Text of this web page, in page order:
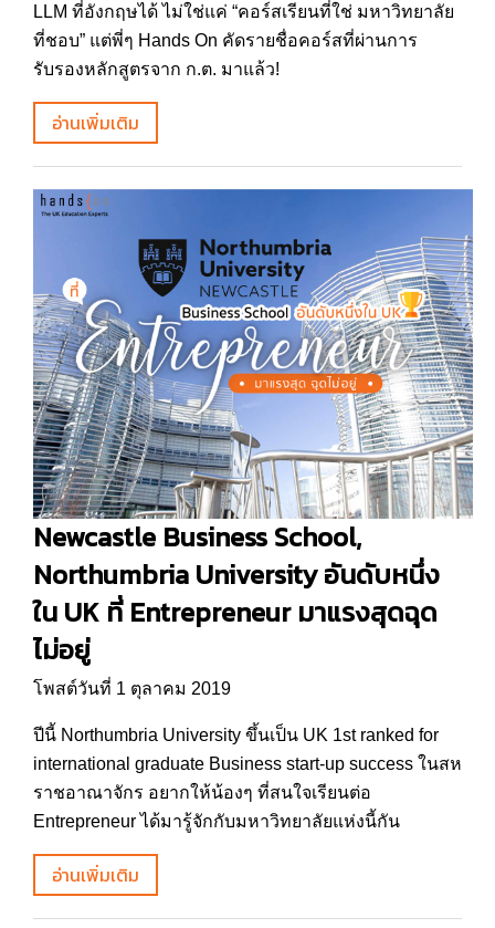
LLM ที่อังกฤษได้ ไม่ใช่แค่ “คอร์สเรียนที่ใช่ มหาวิทยาลัย
ที่ชอบ” แต่พี่ๆ Hands On คัดรายชื่อคอร์สที่ผ่านการ
รับรองหลักสูตรจาก ก.ต. มาแล้ว!
อ่านเพิ่มเติม
Newcastle Business School,
Northumbria University อันดับหนึ่ง
ใน UK ที่ Entrepreneur มาแรงสุดฉุด
ไม่อยู่
โพสต์วันที่ 1 ตุลาคม 2019
ปีนี้ Northumbria University ขึ้นเป็น UK 1st ranked for
international graduate Business start-up success ในสห
ราชอาณาจักร อยากให้น้องๆ ที่สนใจเรียนต่อ
Entrepreneur ได้มารู้จักกับมหาวิทยาลัยแห่งนี้กัน
อ่านเพิ่มเติม